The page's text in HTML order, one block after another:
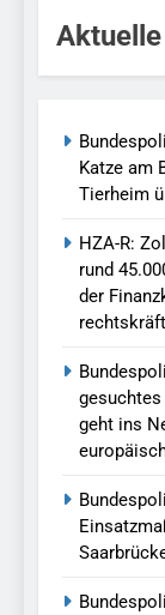
Katze am
Tierheim
HZA-R:
rund
der
geht ins